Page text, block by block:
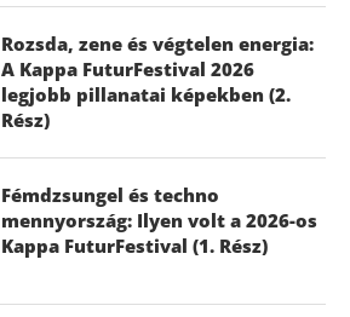
Rozsda, zene és végtelen energia:
A Kappa FuturFestival 2026
legjobb pillanatai képekben (2.
Rész)
Fémdzsungel és techno
mennyország: Ilyen volt a 2026-os
Kappa FuturFestival (1. Rész)